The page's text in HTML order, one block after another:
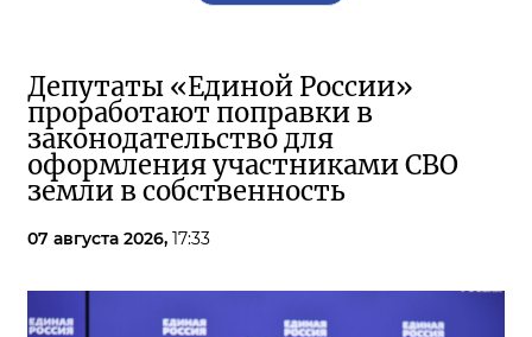
Депутаты «Единой России»
проработают поправки в
законодательство для
оформления участниками СВО
земли в собственность
07 августа 2026, 17:33